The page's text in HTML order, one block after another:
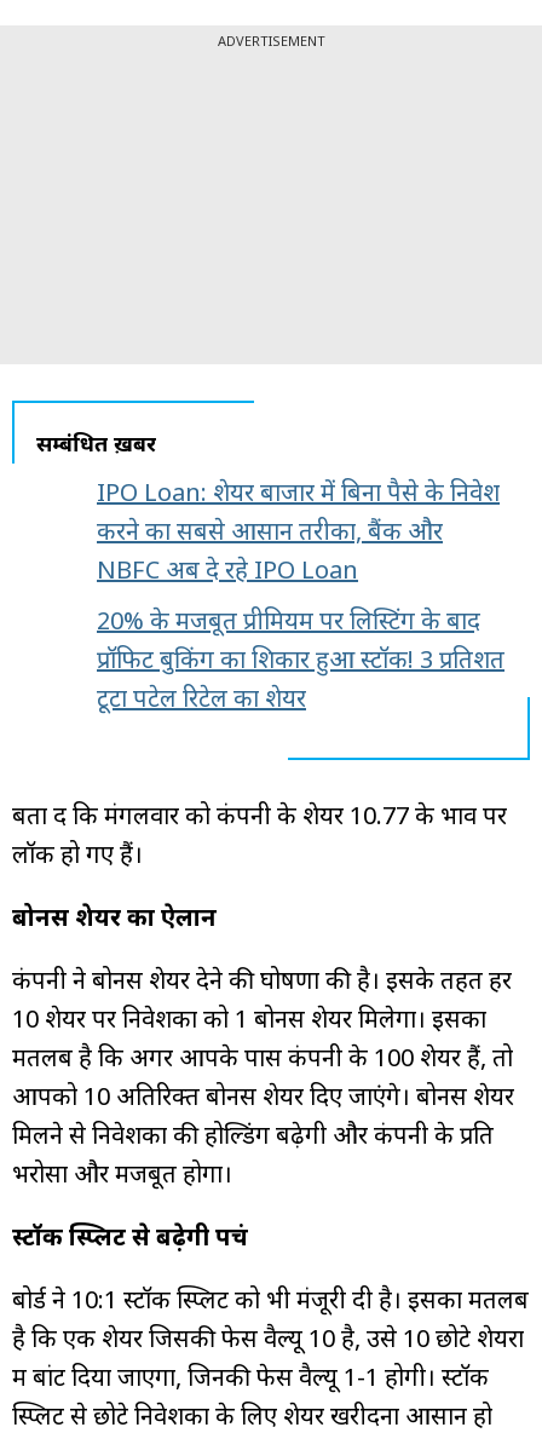
ADVERTISEMENT
सम्बंधित ख़बरें
IPO Loan: शेयर बाजार में बिना पैसे के निवेश
करने का सबसे आसान तरीका, बैंक और
NBFC अब दे रहे IPO Loan
20% के मजबूत प्रीमियम पर लिस्टिंग के बाद
प्रॉफिट बुकिंग का शिकार हुआ स्टॉक! 3 प्रतिशत
टूटा पटेल रिटेल का शेयर
बता दें कि मंगलवार को कंपनी के शेयर ₹10.77 के भाव पर
लॉक हो गए हैं।
बोनस शेयर का ऐलान
कंपनी ने बोनस शेयर देने की घोषणा की है। इसके तहत हर
10 शेयर पर निवेशकों को 1 बोनस शेयर मिलेगा। इसका
मतलब है कि अगर आपके पास कंपनी के 100 शेयर हैं, तो
आपको 10 अतिरिक्त बोनस शेयर दिए जाएंगे। बोनस शेयर
मिलने से निवेशकों की होल्डिंग बढ़ेगी और कंपनी के प्रति
भरोसा और मजबूत होगा।
स्टॉक स्प्लिट से बढ़ेगी पहुंच
बोर्ड ने 10:1 स्टॉक स्प्लिट को भी मंजूरी दी है। इसका मतलब
है कि एक शेयर जिसकी फेस वैल्यू ₹10 है, उसे 10 छोटे शेयरों
में बांट दिया जाएगा, जिनकी फेस वैल्यू ₹1-₹1 होगी। स्टॉक
स्प्लिट से छोटे निवेशकों के लिए शेयर खरीदना आसान हो